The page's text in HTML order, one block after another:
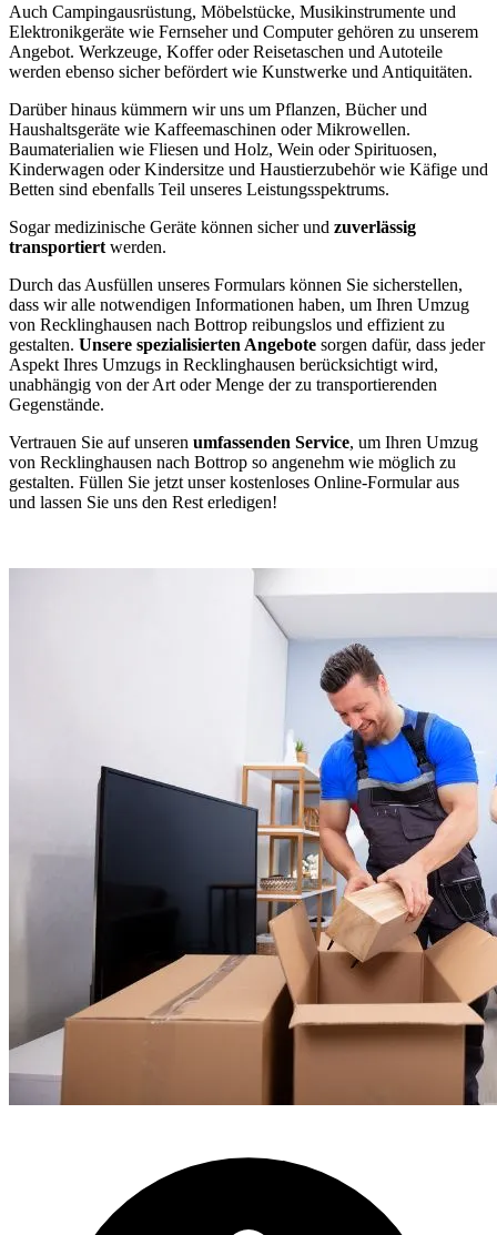
Auch Campingausrüstung, Möbelstücke, Musikinstrumente und
Elektronikgeräte wie Fernseher und Computer gehören zu unserem
Angebot. Werkzeuge, Koffer oder Reisetaschen und Autoteile
werden ebenso sicher befördert wie Kunstwerke und Antiquitäten.
Darüber hinaus kümmern wir uns um Pflanzen, Bücher und
Haushaltsgeräte wie Kaffeemaschinen oder Mikrowellen.
Baumaterialien wie Fliesen und Holz, Wein oder Spirituosen,
Kinderwagen oder Kindersitze und Haustierzubehör wie Käfige und
Betten sind ebenfalls Teil unseres Leistungsspektrums.
Sogar medizinische Geräte können sicher und zuverlässig
transportiert werden.
Durch das Ausfüllen unseres Formulars können Sie sicherstellen,
dass wir alle notwendigen Informationen haben, um Ihren Umzug
von Recklinghausen nach Bottrop reibungslos und effizient zu
gestalten. Unsere spezialisierten Angebote sorgen dafür, dass jeder
Aspekt Ihres Umzugs in Recklinghausen berücksichtigt wird,
unabhängig von der Art oder Menge der zu transportierenden
Gegenstände.
Vertrauen Sie auf unseren umfassenden Service, um Ihren Umzug
von Recklinghausen nach Bottrop so angenehm wie möglich zu
gestalten. Füllen Sie jetzt unser kostenloses Online-Formular aus
und lassen Sie uns den Rest erledigen!